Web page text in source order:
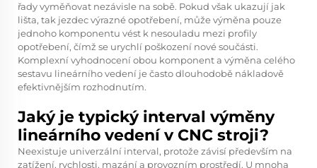
řady vyměňovat nezávisle na sobě. Pokud však ukazují jak
lišta, tak jezdec výrazné opotřebení, může výměna pouze
jednoho komponentu vést k nesouladu mezi profily
opotřebení, čímž se urychlí poškození nové součásti.
Komplexní vyhodnocení obou komponent a výměna celého
sestavu lineárního vedení je často dlouhodobě nákladově
efektivnějším rozhodnutím.
Jaký je typický interval výměny
lineárního vedení v CNC stroji?
Neexistuje univerzální interval, protože závisí především na
zatížení, rychlosti, mazání a provozním prostředí. U mnoha